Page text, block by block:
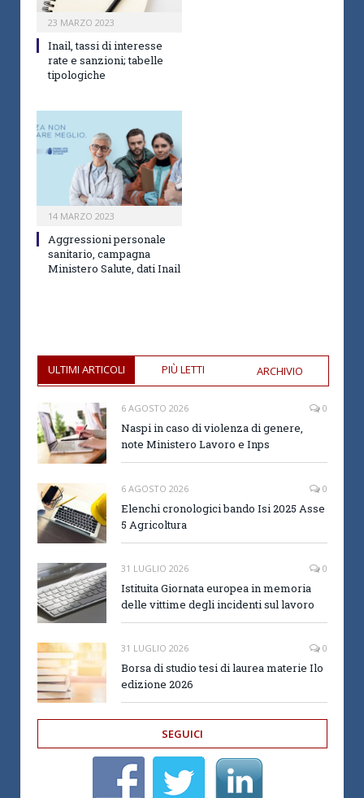
23 MARZO 2023
Inail, tassi di interesse
rate e sanzioni; tabelle
tipologiche
14 MARZO 2023
Aggressioni personale
sanitario, campagna
Ministero Salute, dati Inail
ULTIMI ARTICOLI PIÙ LETTI ARCHIVIO
6 AGOSTO 2026 0
Naspi in caso di violenza di genere,
note Ministero Lavoro e Inps
6 AGOSTO 2026 0
Elenchi cronologici bando Isi 2025 Asse
5 Agricoltura
31 LUGLIO 2026 0
Istituita Giornata europea in memoria
delle vittime degli incidenti sul lavoro
31 LUGLIO 2026 0
Borsa di studio tesi di laurea materie Ilo
edizione 2026
SEGUICI